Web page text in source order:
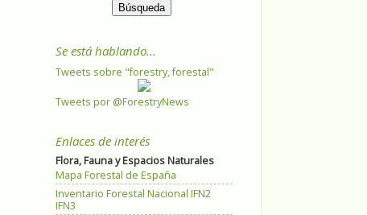
Se está hablando...
Tweets sobre "forestry, forestal"
Tweets por @ForestryNews
Enlaces de interés
Flora, Fauna y Espacios Naturales
Mapa Forestal de España
Inventario Forestal Nacional IFN2
IFN3